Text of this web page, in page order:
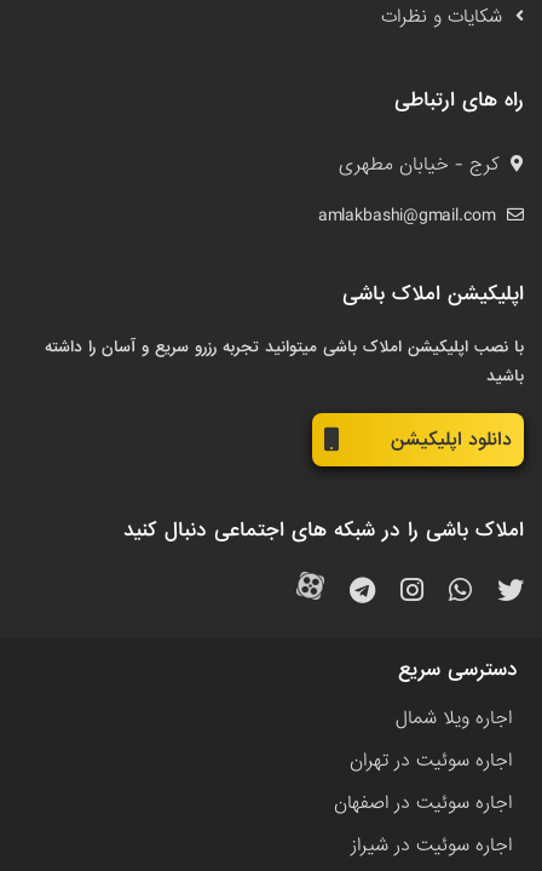
شکایات و نظرات
راه های ارتباطی
کرج - خیابان مطهری
amlakbashi@gmail.com
اپلیکیشن املاک باشی
با نصب اپلیکیشن املاک باشی میتوانید تجربه رزرو سریع و آسان را داشته
باشید
دانلود اپلیکیشن
املاک باشی را در شبکه های اجتماعی دنبال کنید
دسترسی سریع
اجاره ویلا شمال
اجاره سوئیت در تهران
اجاره سوئیت در اصفهان
اجاره سوئیت در شیراز